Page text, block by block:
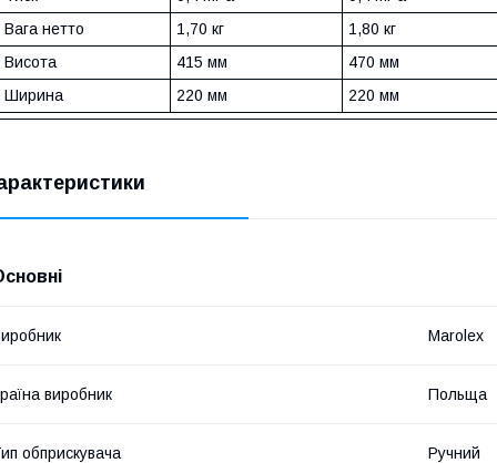
Вага нетто
1,70 кг 1,80 кг
Висота
415 мм 470 мм
Ширина
220 мм 220 мм
Marolex
виробник Польща
обприскувача Ручний